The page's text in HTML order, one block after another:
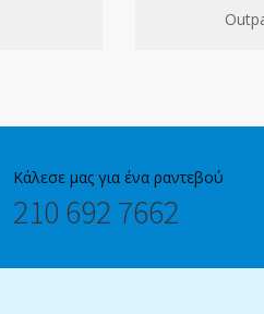
Κάλεσε μας για ένα ραντεβού
210 692 7662